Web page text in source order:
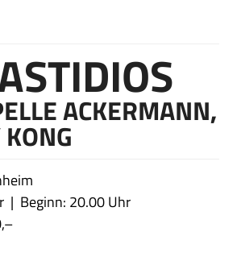
ACKERMANN,
Beginn: 20.00 Uhr